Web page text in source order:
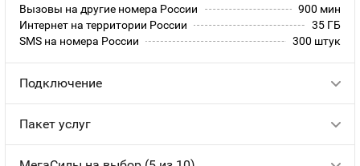
Вызовы на другие номера России
900 мин
Интернет на территории России
35 ГБ
SMS на номера России
300 штук
Подключение
Пакет услуг